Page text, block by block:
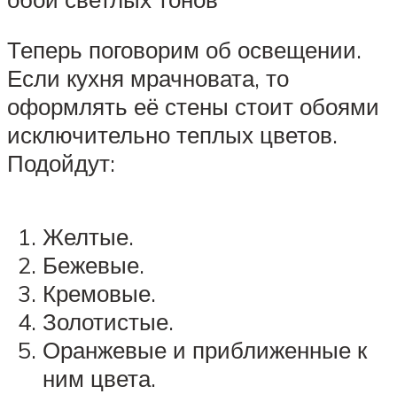
Теперь поговорим об освещении.
Если кухня мрачновата, то
оформлять её стены стоит обоями
исключительно теплых цветов.
Подойдут:
Желтые.
Бежевые.
Кремовые.
Золотистые.
Оранжевые и приближенные к
ним цвета.